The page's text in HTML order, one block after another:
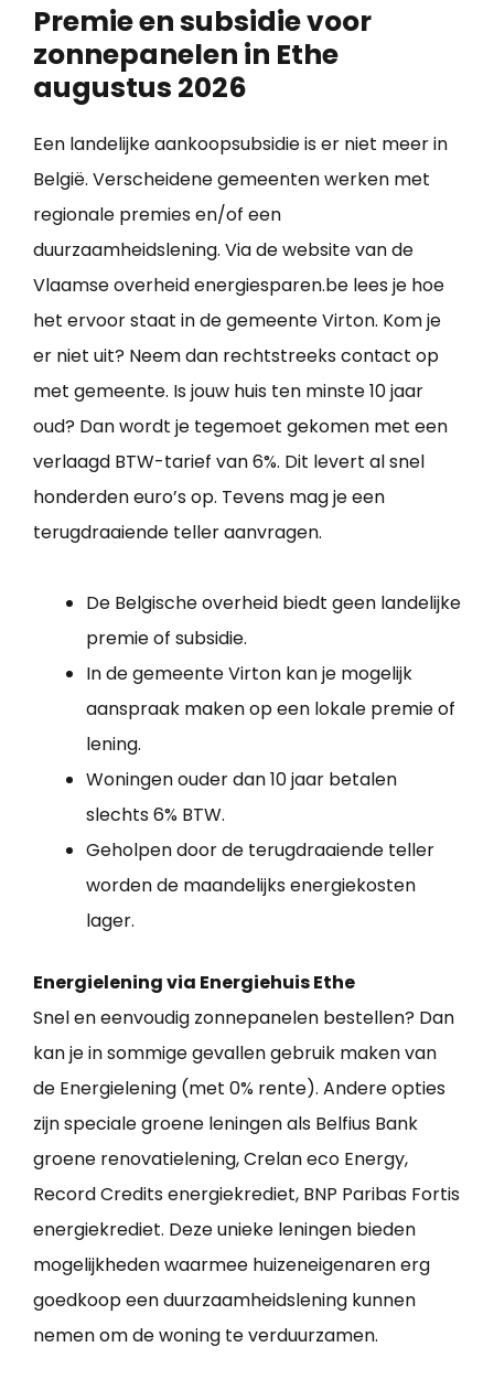
Premie en subsidie voor
zonnepanelen in Ethe
augustus 2026
Een landelijke aankoopsubsidie is er niet meer in
België. Verscheidene gemeenten werken met
regionale premies en/of een
duurzaamheidslening. Via de website van de
Vlaamse overheid energiesparen.be lees je hoe
het ervoor staat in de gemeente Virton. Kom je
er niet uit? Neem dan rechtstreeks contact op
met gemeente. Is jouw huis ten minste 10 jaar
oud? Dan wordt je tegemoet gekomen met een
verlaagd BTW-tarief van 6%. Dit levert al snel
honderden euro’s op. Tevens mag je een
terugdraaiende teller aanvragen.
De Belgische overheid biedt geen landelijke
premie of subsidie.
In de gemeente Virton kan je mogelijk
aanspraak maken op een lokale premie of
lening.
Woningen ouder dan 10 jaar betalen
slechts 6% BTW.
Geholpen door de terugdraaiende teller
worden de maandelijks energiekosten
lager.
Energielening via Energiehuis Ethe
Snel en eenvoudig zonnepanelen bestellen? Dan
kan je in sommige gevallen gebruik maken van
de Energielening (met 0% rente). Andere opties
zijn speciale groene leningen als Belfius Bank
groene renovatielening, Crelan eco Energy,
Record Credits energiekrediet, BNP Paribas Fortis
energiekrediet. Deze unieke leningen bieden
mogelijkheden waarmee huizeneigenaren erg
goedkoop een duurzaamheidslening kunnen
nemen om de woning te verduurzamen.